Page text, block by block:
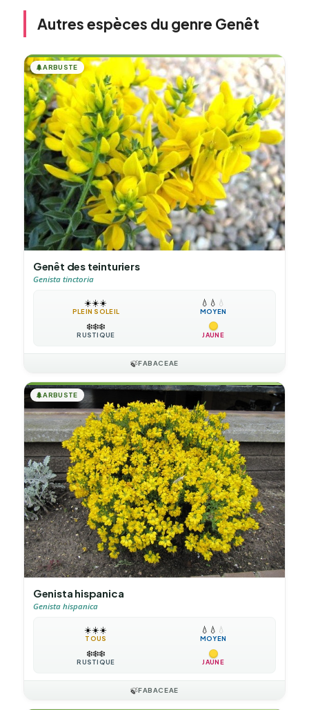
Autres espèces du genre Genêt
🌲ARBUSTE
Genêt des teinturiers
Genista tinctoria
☀️☀️☀️
PLEIN SOLEIL
💧 💧 💧
MOYEN
❄️❄️❄️
RUSTIQUE JAUNE
🍃FABACEAE
🌲ARBUSTE
Genista hispanica
Genista hispanica
☀️☀️☀️
TOUS
💧 💧 💧
MOYEN
❄️❄️❄️
RUSTIQUE JAUNE
🍃FABACEAE